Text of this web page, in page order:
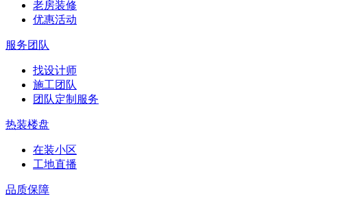
老房装修
优惠活动
服务团队
找设计师
施工团队
团队定制服务
热装楼盘
在装小区
工地直播
品质保障